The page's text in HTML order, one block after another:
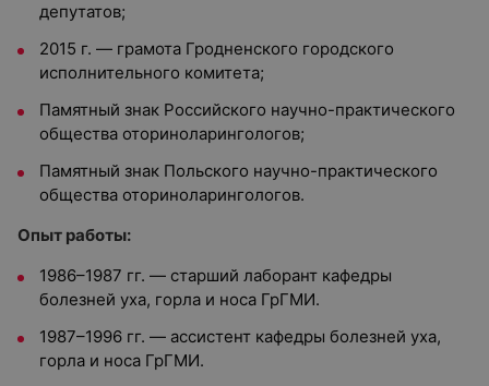
депутатов;
2015 г. — грамота Гродненского городского
исполнительного комитета;
Памятный знак Российского научно-практического
общества оториноларингологов;
Памятный знак Польского научно-практического
общества оториноларингологов.
Опыт работы:
1986–1987 гг. — старший лаборант кафедры
болезней уха, горла и носа ГрГМИ.
1987–1996 гг. — ассистент кафедры болезней уха,
горла и носа ГрГМИ.